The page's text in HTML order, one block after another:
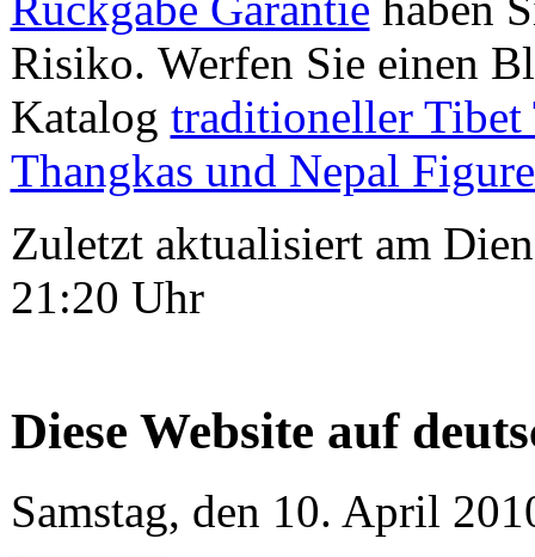
Risiko. Werfen Sie einen
Katalog traditioneller Tibet
Thangkas und Nepal
Zuletzt aktualisiert am
21:20 Uhr
Diese Website auf
Samstag, den 10. April